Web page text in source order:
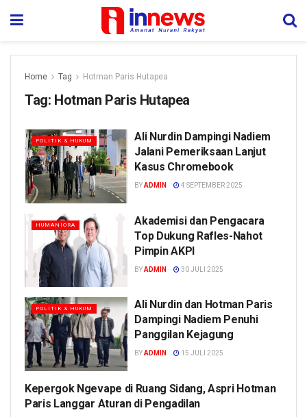
Home Tag Hotman Paris Hutapea
Tag: Hotman Paris Hutapea
POLITIK & HUKUM
Ali Nurdin Dampingi Nadiem
Jalani Pemeriksaan Lanjut
Kasus Chromebook
BY ADMIN 4 SEPTEMBER 2025
HUMANIORA
Akademisi dan Pengacara
Top Dukung Rafles-Nahot
Pimpin AKPI
BY ADMIN 30 JULI 2025
POLITIK & HUKUM
Ali Nurdin dan Hotman Paris
Dampingi Nadiem Penuhi
Panggilan Kejagung
BY ADMIN 15 JULI 2025
POLITIK & HUKUM
Kepergok Ngevape di Ruang Sidang, Aspri Hotman
Paris Langgar Aturan di Pengadilan